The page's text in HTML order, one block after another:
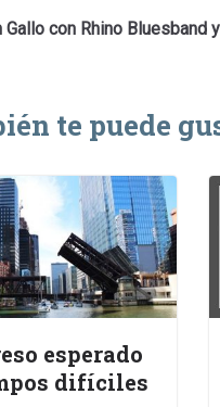
Gallo con Rhino Bluesband
te puede
esperado
difíciles